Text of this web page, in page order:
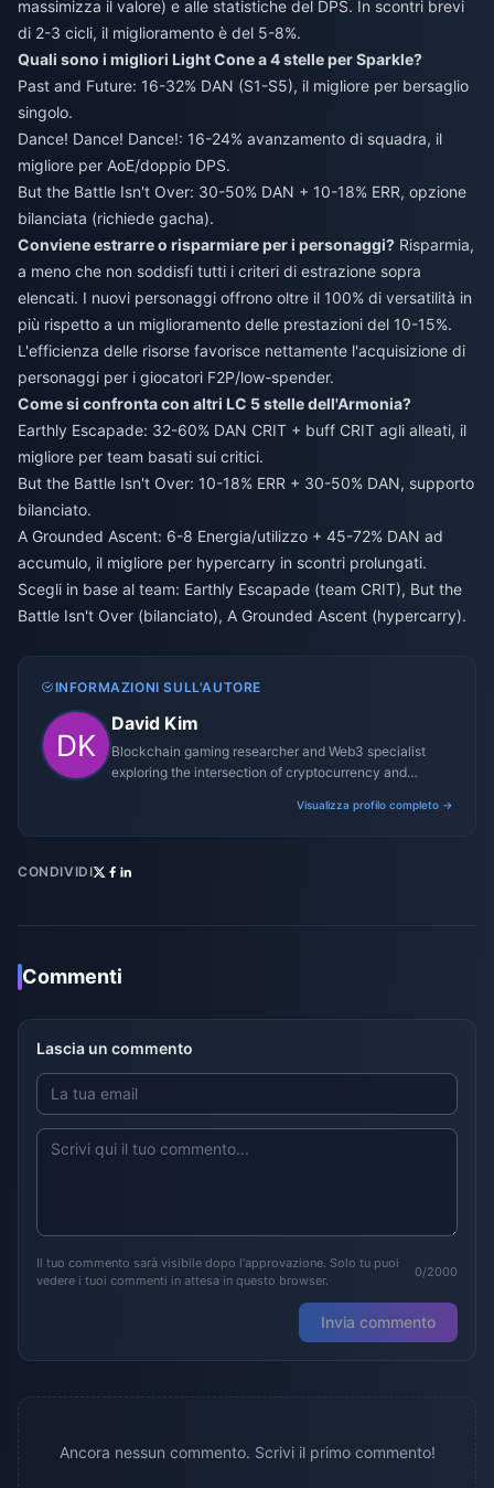
massimizza il valore) e alle statistiche del DPS. In scontri brevi
di 2-3 cicli, il miglioramento è del 5-8%.
Quali sono i migliori Light Cone a 4 stelle per Sparkle?
Past and Future: 16-32% DAN (S1-S5), il migliore per bersaglio
singolo.
Dance! Dance! Dance!: 16-24% avanzamento di squadra, il
migliore per AoE/doppio DPS.
But the Battle Isn't Over: 30-50% DAN + 10-18% ERR, opzione
bilanciata (richiede gacha).
Conviene estrarre o risparmiare per i personaggi? Risparmia,
a meno che non soddisfi tutti i criteri di estrazione sopra
elencati. I nuovi personaggi offrono oltre il 100% di versatilità in
più rispetto a un miglioramento delle prestazioni del 10-15%.
L'efficienza delle risorse favorisce nettamente l'acquisizione di
personaggi per i giocatori F2P/low-spender.
Come si confronta con altri LC 5 stelle dell'Armonia?
Earthly Escapade: 32-60% DAN CRIT + buff CRIT agli alleati, il
migliore per team basati sui critici.
But the Battle Isn't Over: 10-18% ERR + 30-50% DAN, supporto
bilanciato.
A Grounded Ascent: 6-8 Energia/utilizzo + 45-72% DAN ad
accumulo, il migliore per hypercarry in scontri prolungati.
Scegli in base al team: Earthly Escapade (team CRIT), But the
Battle Isn't Over (bilanciato), A Grounded Ascent (hypercarry).
INFORMAZIONI SULL'AUTORE
David Kim
Blockchain gaming researcher and Web3 specialist
exploring the intersection of cryptocurrency and
Visualizza profilo completo →
CONDIVIDI
Commenti
Lascia un commento
Il tuo commento sarà visibile dopo l'approvazione. Solo tu puoi
vedere i tuoi commenti in attesa in questo browser.
0/2000
Invia commento
Ancora nessun commento. Scrivi il primo commento!